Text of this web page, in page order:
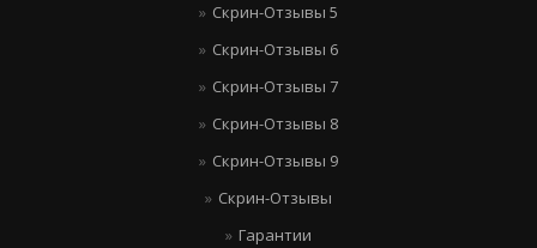
Скрин-Отзывы 5
Скрин-Отзывы 6
Скрин-Отзывы 7
Скрин-Отзывы 8
Скрин-Отзывы 9
Скрин-Отзывы
Гарантии